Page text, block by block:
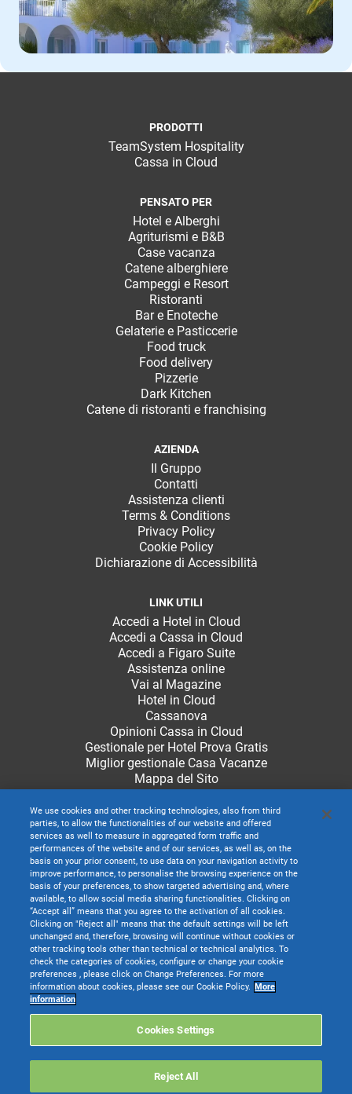
PRODOTTI
TeamSystem Hospitality
Cassa in Cloud
PENSATO PER
Hotel e Alberghi
Agriturismi e B&B
Case vacanza
Catene alberghiere
Campeggi e Resort
Ristoranti
Bar e Enoteche
Gelaterie e Pasticcerie
Food truck
Food delivery
Pizzerie
Dark Kitchen
Catene di ristoranti e franchising
AZIENDA
Il Gruppo
Contatti
Assistenza clienti
Terms & Conditions
Privacy Policy
Cookie Policy
Dichiarazione di Accessibilità
LINK UTILI
Accedi a Hotel in Cloud
Accedi a Cassa in Cloud
Accedi a Figaro Suite
Assistenza online
Vai al Magazine
Hotel in Cloud
Cassanova
Opinioni Cassa in Cloud
Gestionale per Hotel Prova Gratis
Miglior gestionale Casa Vacanze
Mappa del Sito
TeamSystem S.p.A. società con socio unico soggetta all’attività di direzione e
coordinamento di TeamSystem Holdco S.p.A. - Cap. Soc. € 24.000.000 I.v. -
C.C.I.A.A. delle Marche - P.I. 01035310414
Sede Legale e Amministrativa: Via Sandro Pertini, 88 - 61122 Pesaro (PU) -
Websolute
We use cookies and other tracking technologies, also from third
parties, to allow the functionalities of our website and offered
services as well to measure in aggregated form traffic and
performances of the website and of our services, as well as, on the
basis on your prior consent, to use data on your navigation activity to
improve performance, to personalise the browsing experience on the
basis of your preferences, to show targeted advertising and, where
available, to allow social media sharing functionalities. Clicking on
“Accept all” means that you agree to the activation of all cookies.
Clicking on "Reject all" means that the default settings will be left
unchanged and, therefore, browsing will continue without cookies or
other tracking tools other than technical or technical analytics. To
check the categories of cookies, configure or change your cookie
preferences , please click on Change Preferences. For more
information about cookies, please see our Cookie Policy. More
information
Cookies Settings
Reject All